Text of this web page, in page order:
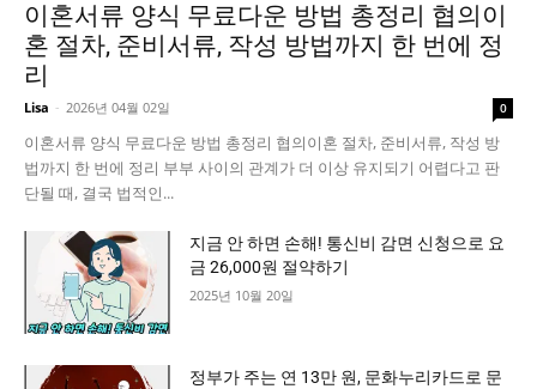
이혼서류 양식 무료다운 방법 총정리 협의이
혼 절차, 준비서류, 작성 방법까지 한 번에 정
리
Lisa - 2026년 04월 02일 0
이혼서류 양식 무료다운 방법 총정리 협의이혼 절차, 준비서류, 작성 방
법까지 한 번에 정리 부부 사이의 관계가 더 이상 유지되기 어렵다고 판
단될 때, 결국 법적인...
지금 안 하면 손해! 통신비 감면 신청으로 요
금 26,000원 절약하기
2025년 10월 20일
정부가 주는 연 13만 원, 문화누리카드로 문